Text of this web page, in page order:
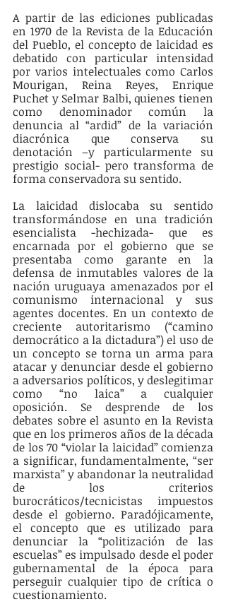
A partir de las ediciones publicadas
en 1970 de la Revista de la Educación
del Pueblo, el concepto de laicidad es
debatido con particular intensidad
por varios intelectuales como Carlos
Mourigan, Reina Reyes, Enrique
Puchet y Selmar Balbi, quienes tienen
como denominador común la
denuncia al “ardid” de la variación
diacrónica que conserva su
denotación –y particularmente su
prestigio social- pero transforma de
forma conservadora su sentido.
La laicidad dislocaba su sentido
transformándose en una tradición
esencialista -hechizada- que es
encarnada por el gobierno que se
presentaba como garante en la
defensa de inmutables valores de la
nación uruguaya amenazados por el
comunismo internacional y sus
agentes docentes. En un contexto de
creciente autoritarismo (“camino
democrático a la dictadura”) el uso de
un concepto se torna un arma para
atacar y denunciar desde el gobierno
a adversarios políticos, y deslegitimar
como “no laica” a cualquier
oposición. Se desprende de los
debates sobre el asunto en la Revista
que en los primeros años de la década
de los 70 “violar la laicidad” comienza
a significar, fundamentalmente, “ser
marxista” y abandonar la neutralidad
de los criterios
burocráticos/tecnicistas impuestos
desde el gobierno. Paradójicamente,
el concepto que es utilizado para
denunciar la “politización de las
escuelas” es impulsado desde el poder
gubernamental de la época para
perseguir cualquier tipo de crítica o
cuestionamiento.